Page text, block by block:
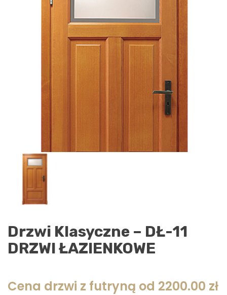
Drzwi Klasyczne – DŁ-11
DRZWI ŁAZIENKOWE
Cena drzwi z futryną od 2200.00 zł